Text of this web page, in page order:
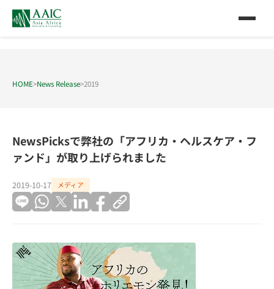
HOME>News Release>2019
NewsPicksで弊社の「アフリカ・ヘルスケア・フ
ァンド」が取り上げられました
2019-10-17 メディア